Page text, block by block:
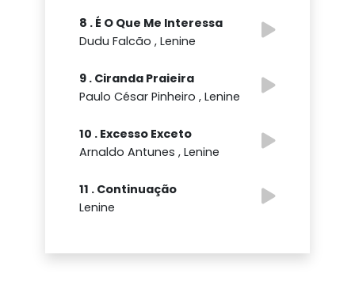
8 . É O Que Me Interessa
Dudu Falcão , Lenine
9 . Ciranda Praieira
Paulo César Pinheiro , Lenine
10 . Excesso Exceto
Arnaldo Antunes , Lenine
11 . Continuação
Lenine